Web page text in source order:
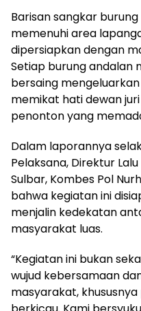
Barisan sangkar
memenuhi area
dipersiapkan dengan
Setiap burung andalan
bersaing
memikat hati dewan
penonton yang
Dalam laporannya
Pelaksana, Direktur
Sulbar, Kombes Pol
bahwa kegiatan ini
menjalin kedekatan
masyarakat luas.
“Kegiatan ini bukan
wujud kebersamaan
masyarakat,